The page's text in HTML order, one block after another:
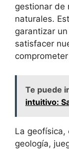
gestionar de
naturales.
garantizar
satisfacer
Te puede
intuitivo:
La geofísica,
geología,